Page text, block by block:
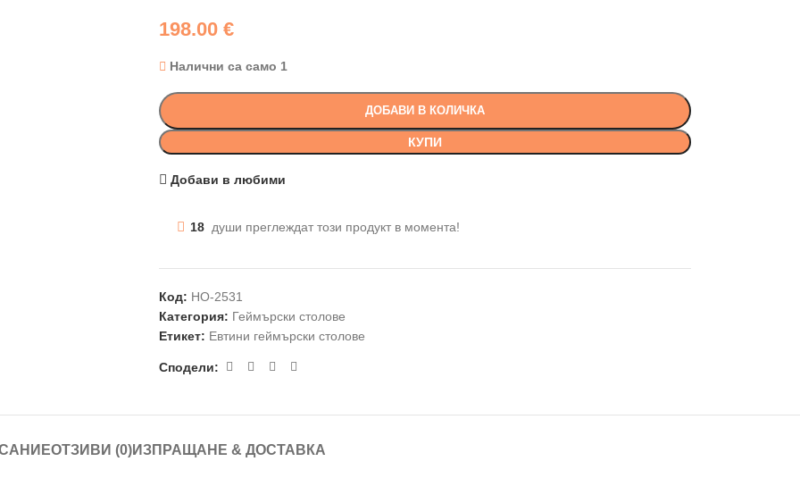
198.00 €
Налични са само 1
ДОБАВИ В КОЛИЧКА
КУПИ
Добави в любими
18 души преглеждат този продукт в момента!
Код: HO-2531
Категория: Геймърски столове
Етикет: Евтини геймърски столове
Сподели:
ОТЗИВИ (0)ИЗПРАЩАНЕ & ДОСТАВКА